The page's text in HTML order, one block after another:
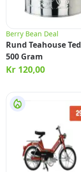
Berry Bean Deal
Rund Teahouse
500 Gram
Kr 120,00